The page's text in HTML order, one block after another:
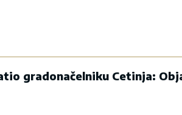
gradonačelniku Cetinja: